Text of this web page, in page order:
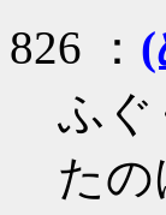
826 ：
ふ
た